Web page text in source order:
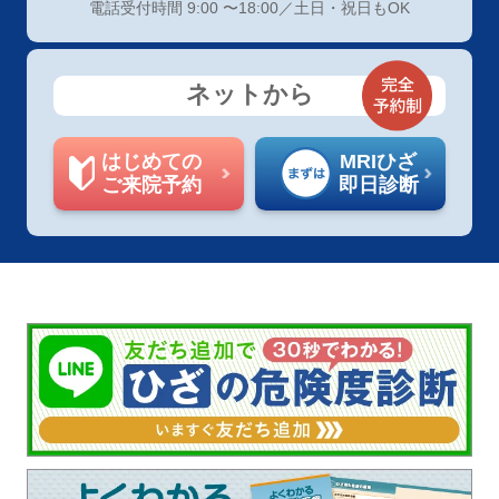
電話受付時間 9:00 〜18:00／土日・祝日もOK
ネットから
はじめての
ご来院予約
MRIひざ
即日診断